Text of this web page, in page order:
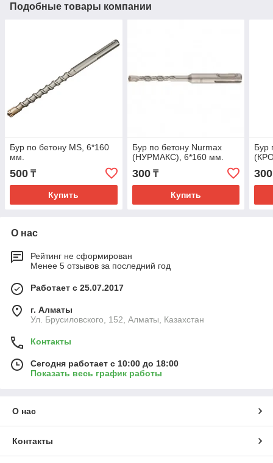
Подобные товары компании
Бур по бетону MS, 6*160
мм.
500 ₸
Купить
Бур по бетону Nurmax
(НУРМАКС), 6*160 мм.
300₸
Купить
Бур
300
О нас
Рейтинг не сформирован
Менее 5 отзывов за последний год
Работает с 25.07.2017
г. Алматы
Ул. Брусиловского, 152, Алматы, Казахстан
Контакты
Сегодня работает с 10:00 до 18:00
Показать весь график работы
О нас
Контакты